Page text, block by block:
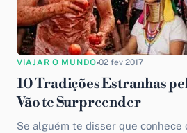
VIAJAR O MUNDO 02 fev 2017
10 Tradições Estranhas
Vão te Surpreender
Se alguém te disser que conhece